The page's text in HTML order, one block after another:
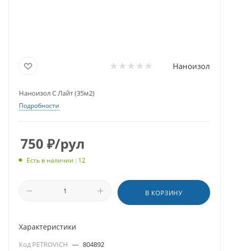
Наноизол
Наноизол C Лайт (35м2)
Подробности
750 ₽/рул
Есть в наличии : 12
В КОРЗИНУ
Характеристики
Код PETROVICH — 804892